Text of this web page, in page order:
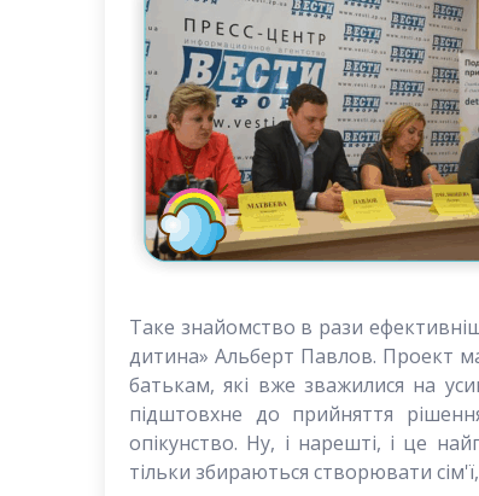
Таке знайомство в рази
дитина» Альберт Павлов. Проект
батькам, які вже зважилися на
підштовхне до прийняття
опікунство. Ну, і нарешті, і це
тільки збираються створювати